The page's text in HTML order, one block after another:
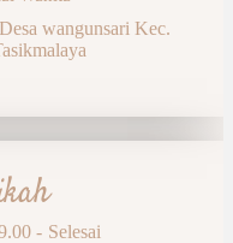
wangunsari Kec.
- Selesai